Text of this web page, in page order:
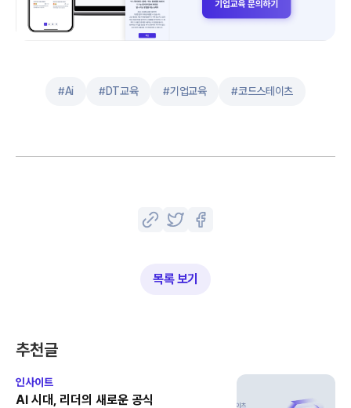
#Ai #DT교육 #기업교육 #코드스테이츠
목록 보기
추천글
인사이트
AI 시대, 리더의 새로운 공식